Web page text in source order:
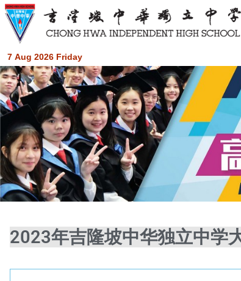
7 Aug 2026 Friday
2023年吉隆坡中华独立中学